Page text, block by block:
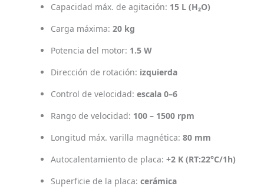
Capacidad máx. de agitación: 15 L (H₂O)
Carga máxima: 20 kg
Potencia del motor: 1.5 W
Dirección de rotación: izquierda
Control de velocidad: escala 0–6
Rango de velocidad: 100 – 1500 rpm
Longitud máx. varilla magnética: 80 mm
Autocalentamiento de placa: +2 K (RT:22°C/1h)
Superficie de la placa: cerámica